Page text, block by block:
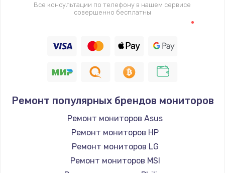
Все консультации по телефону в нашем сервисе
совершенно бесплатны
Ремонт популярных брендов мониторов
Ремонт мониторов Asus
Ремонт мониторов HP
Ремонт мониторов LG
Ремонт мониторов MSI